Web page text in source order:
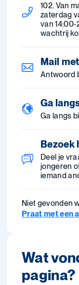
102. Van
zaterdag
van
wachtrij
Mail
Antwoord
Ga
Ga langs
Bezoek
Deel je
jongeren
iemand
Niet gevonden
Praat met een
Wat
pagina?